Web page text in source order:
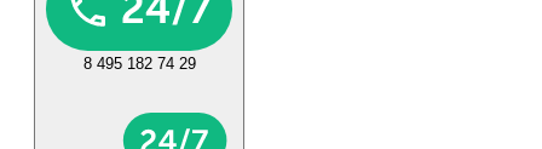
8 495 182 74 29